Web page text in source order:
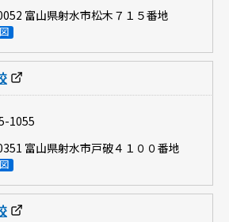
富山県射水市松木７１５番地
1055
富山県射水市戸破４１００番地